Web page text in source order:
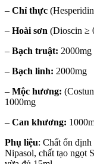
– Chỉ thực
– Hoài sơn (Dioscin ≥
– Bạch truật: 2000mg
– Bạch linh: 2000mg
– Mộc hương:
1000mg
– Can khương:
Phụ liệu: Chất ổn
Nipasol, chất tạo ngọt